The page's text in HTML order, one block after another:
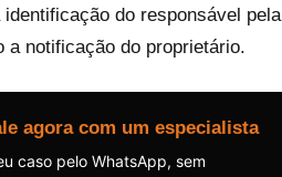
do responsável pela
a notificação do proprietário.
agora com um especialista
caso pelo WhatsApp, sem